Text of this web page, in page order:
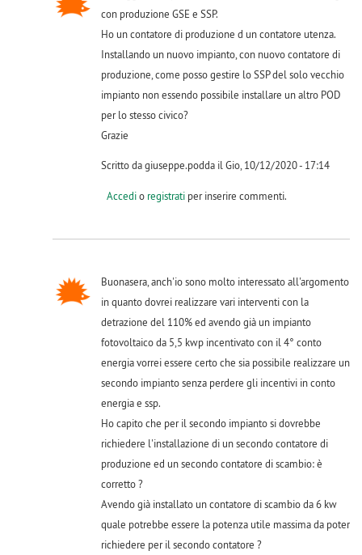
con produzione GSE e SSP.
Ho un contatore di produzione d un contatore utenza.
Installando un nuovo impianto, con nuovo contatore di
produzione, come posso gestire lo SSP del solo vecchio
impianto non essendo possibile installare un altro POD
per lo stesso civico?
Grazie
Scritto da giuseppe.podda il Gio, 10/12/2020 - 17:14
Accedio registratiper inserire commenti.
Buonasera, anch'io sono molto interessato all'argomento
in quanto dovrei realizzare vari interventi con la
detrazione del 110% ed avendo già un impianto
fotovoltaico da 5,5 kwp incentivato con il 4° conto
energia vorrei essere certo che sia possibile realizzare un
secondo impianto senza perdere gli incentivi in conto
energia e ssp.
Ho capito che per il secondo impianto si dovrebbe
richiedere l'installazione di un secondo contatore di
produzione ed un secondo contatore di scambio: è
corretto ?
Avendo già installato un contatore di scambio da 6 kw
quale potrebbe essere la potenza utile massima da poter
richiedere per il secondo contatore ?